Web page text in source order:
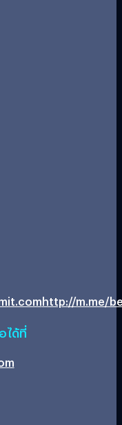
http://m.me/
ได้ที่